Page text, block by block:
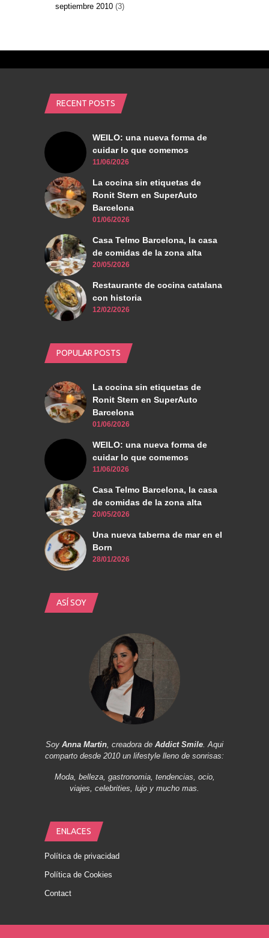
septiembre 2010(3)
RECENT POSTS
WEILO: una nueva forma de
cuidar lo que comemos
11/06/2026
La cocina sin etiquetas de
Ronit Stern en SuperAuto
Barcelona
01/06/2026
Casa Telmo Barcelona, la casa
de comidas de la zona alta
20/05/2026
Restaurante de cocina catalana
con historia
12/02/2026
POPULAR POSTS
La cocina sin etiquetas de
Ronit Stern en SuperAuto
Barcelona
01/06/2026
WEILO: una nueva forma de
cuidar lo que comemos
11/06/2026
Casa Telmo Barcelona, la casa
de comidas de la zona alta
20/05/2026
Una nueva taberna de mar en el
Born
28/01/2026
ASÍ SOY
Soy Anna Martin, creadora de Addict Smile. Aqui
comparto desde 2010 un lifestyle lleno de sonrisas:
Moda, belleza, gastronomia, tendencias, ocio,
viajes, celebrities, lujo y mucho mas.
ENLACES
Política de privacidad
Política de Cookies
Contact